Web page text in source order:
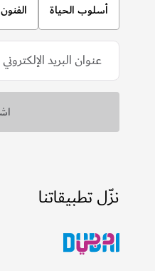
أسلوب الحياة الفنون
نزّل تطبيقاتنا